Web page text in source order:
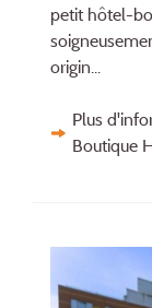
petit hôtel-
origin...
Plus
Boutique